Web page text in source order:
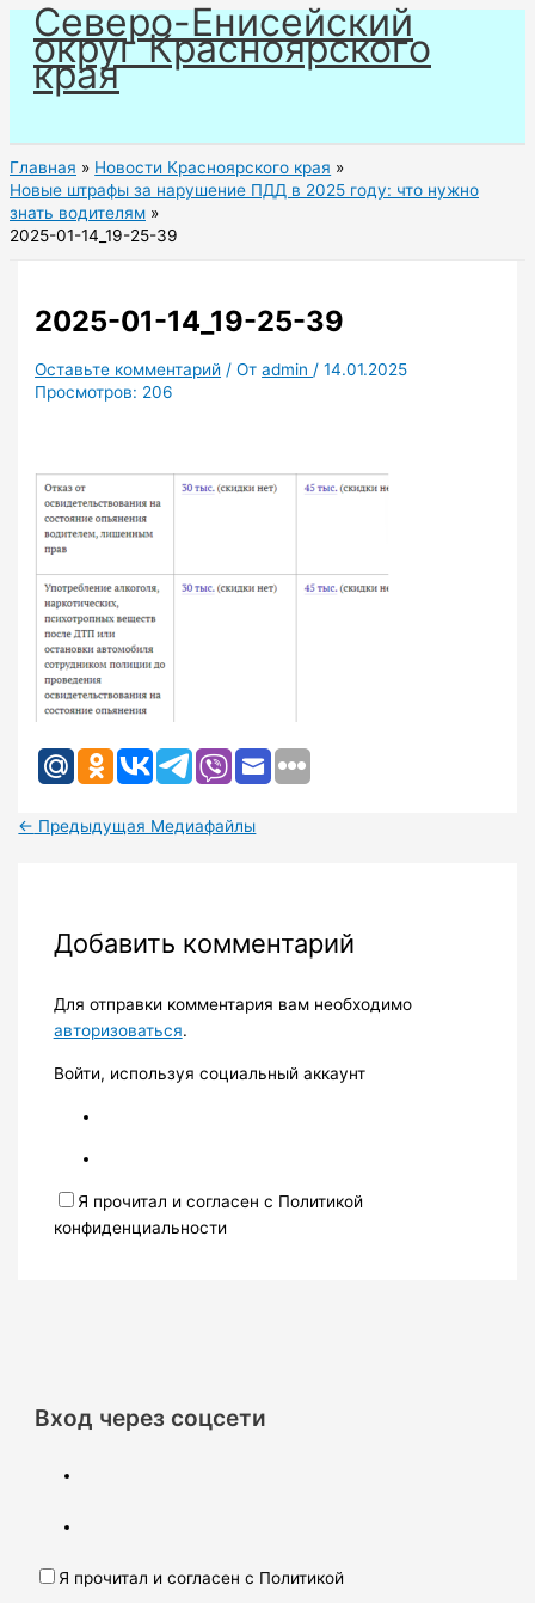
Перейти
содержимому
Северо-Енисейский
округ Красноярского
края
Главная
Новости Красноярского края
Новые штрафы за нарушение ПДД в 2025 году: что нужно
знать водителям
2025-01-14_19-25-39
2025-01-14_19-25-39
Оставьте комментарий / Отadmin /14.01.2025
Просмотров: 206
← Предыдущая Медиафайлы
Добавить комментарий
Для отправки комментария вам необходимо
авторизоваться.
Войти, используя социальный аккаунт
Я прочитал и согласен с Политикой
конфиденциальности
Вход через соцсети
Я прочитал и согласен с Политикой